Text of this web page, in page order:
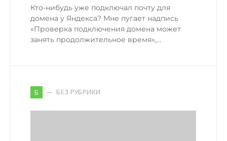
Кто-нибудь уже подключал почту для
домена у Яндекса? Мне пугает надпись
«Проверка подключения домена может
занять продолжительное время»,…
Б БЕЗ РУБРИКИ